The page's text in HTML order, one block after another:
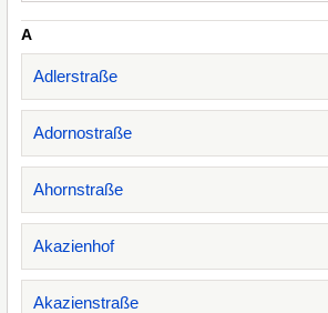
A
Adlerstraße
Adornostraße
Ahornstraße
Akazienhof
Akazienstraße